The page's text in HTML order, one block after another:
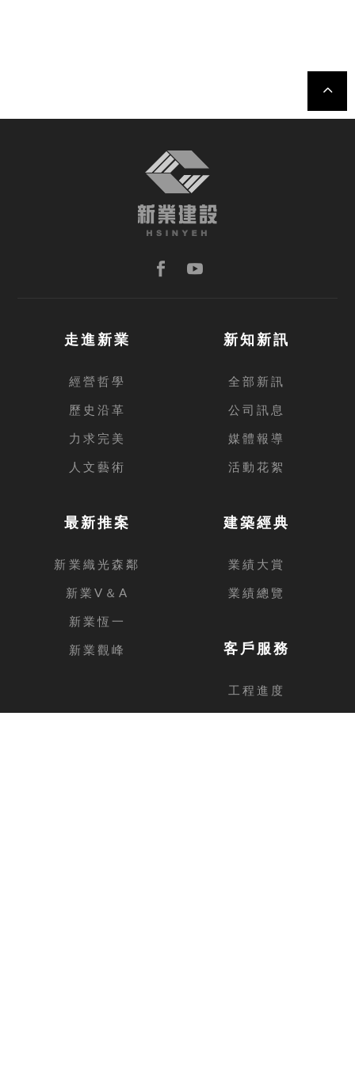
走進新業
經營哲學
歷史沿革
力求完美
人文藝術
新知新訊
全部新訊
公司訊息
媒體報導
活動花絮
最新推案
新業織光森鄰
新業V＆A
新業恆一
新業觀峰
建築經典
業績大賞
業績總覽
客戶服務
工程進度